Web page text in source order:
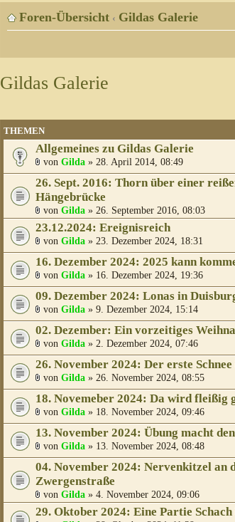
Foren-Übersicht ‹ Gildas Galerie
Gildas Galerie
THEMEN
Allgemeines zu Gildas Galerie
von Gilda » 28. April 2014, 08:49
26. Sept. 2016: Thorn über einer
Hängebrücke
von Gilda » 26. September 2016, 08:03
23.12.2024: Ereignisreich
von Gilda » 23. Dezember 2024, 18:31
16. Dezember 2024: 2025 kann
von Gilda » 16. Dezember 2024, 19:36
09. Dezember 2024: Lonas in
von Gilda » 9. Dezember 2024, 15:14
02. Dezember: Ein vorzeitiges
von Gilda » 2. Dezember 2024, 07:46
26. November 2024: Der erste
von Gilda » 26. November 2024, 08:55
18. Novemeber 2024: Da wird fleißig
von Gilda » 18. November 2024, 09:46
13. November 2024: Übung macht
von Gilda » 13. November 2024, 08:48
04. November 2024: Nervenkitzel an
Zwergenstraße
von Gilda » 4. November 2024, 09:06
29. Oktober 2024: Eine Partie